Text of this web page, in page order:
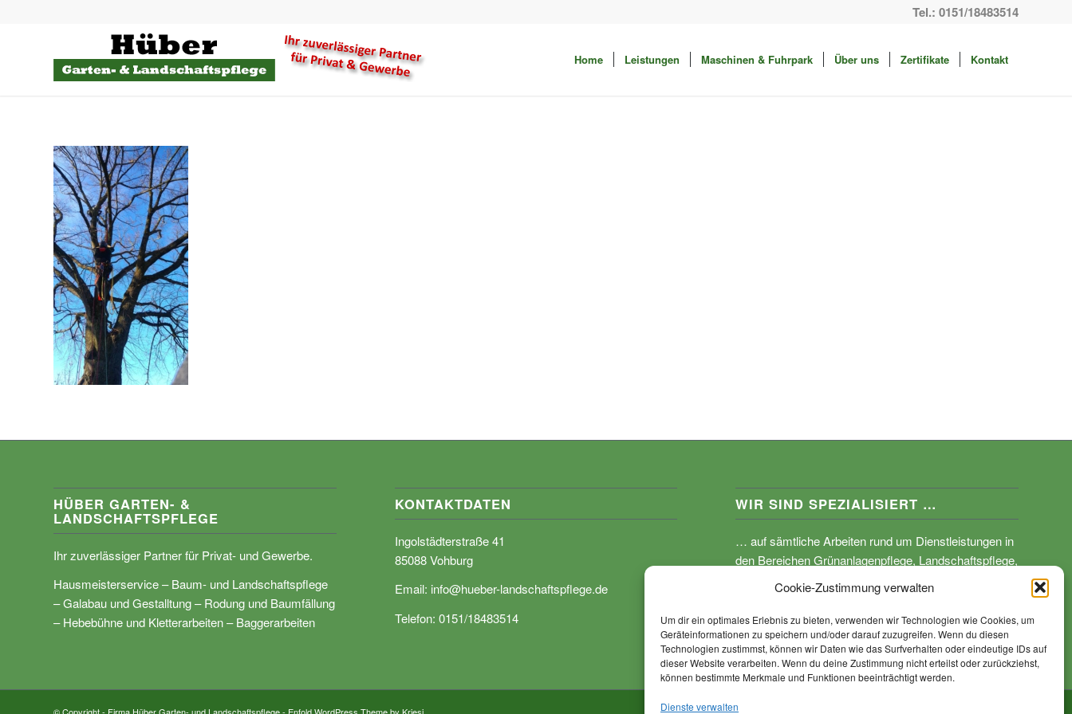
Cookie-Zustimmung verwalten
Um dir ein optimales Erlebnis zu bieten, verwenden wir Technologien wie Cookies, um
Geräteinformationen zu speichern und/oder darauf zuzugreifen. Wenn du diesen
Technologien zustimmst, können wir Daten wie das Surfverhalten oder eindeutige IDs auf
dieser Website verarbeiten. Wenn du deine Zustimmung nicht erteilst oder zurückziehst,
können bestimmte Merkmale und Funktionen beeinträchtigt werden.
Dienste verwalten
Tel.: 0151/18483514
Home Leistungen Maschinen & Fuhrpark Über uns Zertifikate Kontakt
HÜBER GARTEN- &
LANDSCHAFTSPFLEGE
Ihr zuverlässiger Partner für Privat- und Gewerbe.
Hausmeisterservice – Baum- und Landschaftspflege
– Galabau und Gestalltung – Rodung und Baumfällung
– Hebebühne und Kletterarbeiten – Baggerarbeiten
KONTAKTDATEN
Ingolstädterstraße 41
85088 Vohburg
Email: info@hueber-landschaftspflege.de
Telefon: 0151/18483514
WIR SIND SPEZIALISIERT …
… auf sämtliche Arbeiten rund um Dienstleistungen in
den Bereichen Grünanlagenpflege, Landschaftspflege,
Rodungs und Baumfällarbeiten.